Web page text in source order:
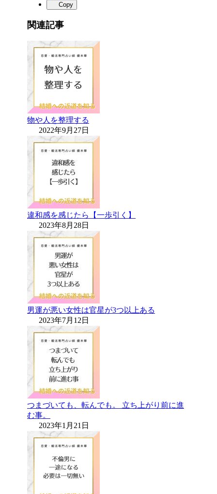
Copy
関連記事
物や人を整理する
2022年9月27日
違和感を感じたら【一歩引く】
2023年8月28日
男運が悪い女性は官星が3つ以上ある
2023年7月12日
つまづいても、転んでも。 立ち上がり前に進
む事。
2023年1月21日